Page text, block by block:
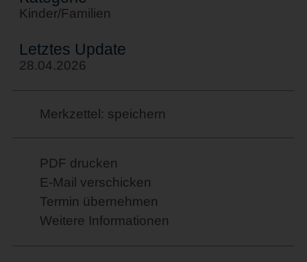
Kinder/Familien
Letztes Update
28.04.2026
Merkzettel: speichern
PDF drucken
E-Mail verschicken
Termin übernehmen
Weitere Informationen